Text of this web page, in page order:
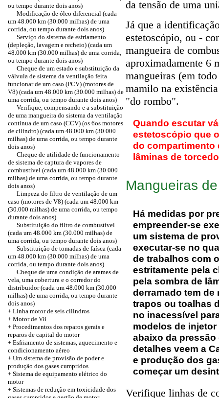
ou tempo durante dois anos)
Modificação de óleo diferencial (cada
um 48.000 km (30.000 milhas) de uma
corrida, ou tempo durante dois anos)
Serviço do sistema de esfriamento
(depleção, lavagem e recheio) (cada um
48.000 km (30.000 milhas) de uma corrida,
ou tempo durante dois anos)
Cheque de um estado e substituição da
válvula de sistema da ventilação feita
funcionar de um caso (PCV) (motores de
V8) (cada um 48.000 km (30.000 milhas) de
uma corrida, ou tempo durante dois anos)
Verifique, compensando e a substituição
de uma mangueira do sistema da ventilação
contínua de um caso (CCV) (os 6os motores
de cilindro) (cada um 48.000 km (30.000
milhas) de uma corrida, ou tempo durante
dois anos)
Cheque de utilidade de funcionamento
de sistema de captura de vapores de
combustível (cada um 48.000 km (30.000
milhas) de uma corrida, ou tempo durante
dois anos)
Limpeza do filtro de ventilação de um
caso (motores de V8) (cada um 48.000 km
(30.000 milhas) de uma corrida, ou tempo
durante dois anos)
Substituição do filtro de combustível
(cada um 48.000 km (30.000 milhas) de
uma corrida, ou tempo durante dois anos)
Substituição de tomadas de faísca (cada
um 48.000 km (30.000 milhas) de uma
corrida, ou tempo durante dois anos)
Cheque de uma condição de arames de
vela, uma cobertura e o corredor do
distribuidor (cada um 48.000 km (30.000
milhas) de uma corrida, ou tempo durante
dois anos)
+ Linha motor de seis cilindros
+ Motor de V8
+ Procedimentos dos reparos gerais e
reparos de capital do motor
+ Esfriamento de sistemas, aquecimento e
condicionamento aéreo
+ Um sistema de provisão de poder e
produção dos gases cumpridos
+ Sistema de equipamento elétrico do
motor
+ Sistemas de redução em toxicidade dos
da tensão de uma
Já que a
estetoscópio, ou -
mangueira de
aproximadamente 6
mangueiras (em
mamilo na
"do rombo".
Quando escutar
estetoscópio que
do compartimento
lâminas de
Mangueiras
Há medidas por
empreender-se
um sistema de
executar-se no
de trabalhos com
estritamente pela
pela sombra de
derramado tem de
trapos ou toalhas
no inacessível
modelos de
abaixo da
detalhes veem a
e produção dos
começar um
Verifique linhas de